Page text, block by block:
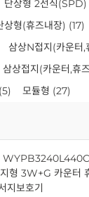
단상형 2선식(SPD)
상형(휴즈내장) (17)
삼상N접지(카운터,
삼상접지(카운터,휴
(5) 모듈형 (27)
형 3W+G 카운터
지보호기